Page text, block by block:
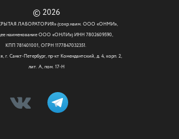
© 2026
ЛАБОРАТОРИЯ» (сокр.наим. ООО «ОНМИ»,
наименование ООО «ОНЛИ») ИНН 7802609590,
КПП 781401001, ОГРН 1177847032351.
г. Санкт-Петербург, пр-кт Комендантский, д. 4, корп. 2,
лит. А, пом. 17-Н